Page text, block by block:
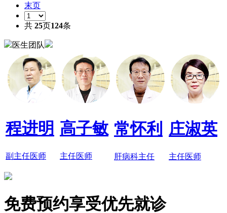
末页
共 25页124条
医生团队
程进明
副主任医师
高子敏
主任医师
常怀利
肝病科主任
庄淑英
主任医师
免费预约享受优先就诊